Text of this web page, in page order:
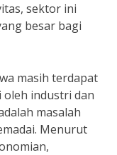
sektor ini
besar bagi
masih terdapat
oleh industri dan
masalah
Menurut